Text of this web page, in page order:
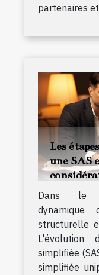
partenaires
Les
une SAS
Dans le
dynamique
structurelle
L'évolution
simplifiée
simplifiée